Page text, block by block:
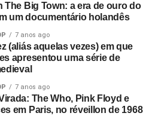
The Big Town: a era de ouro do
um documentário holandês
7 anos ago
(aliás aquelas vezes) em que
apresentou uma série de
7 anos ago
The Who, Pink Floyd e
em Paris, no réveillon de 1968